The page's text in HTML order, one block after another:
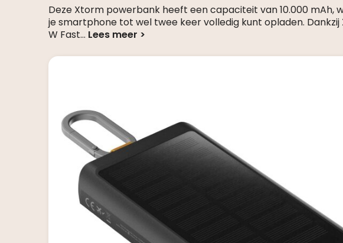
Deze Xtorm powerbank heeft een capaciteit van 10.000 mAh,
je smartphone tot wel twee keer volledig kunt opladen. Dankzij
W Fast...